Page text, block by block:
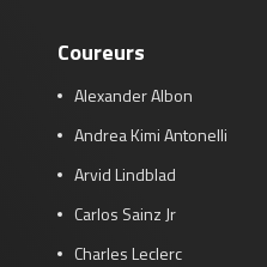
Coureurs
Alexander Albon
Andrea Kimi Antonelli
Arvid Lindblad
Carlos Sainz Jr
Charles Leclerc